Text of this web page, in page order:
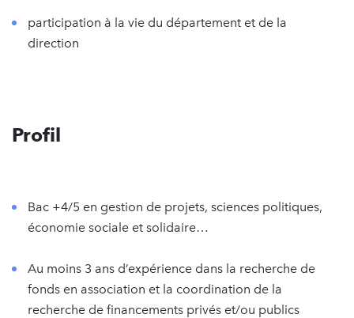
participation à la vie du département et de la
direction
Profil
Bac +4/5 en gestion de projets, sciences politiques,
économie sociale et solidaire…
Au moins 3 ans d’expérience dans la recherche de
fonds en association et la coordination de la
recherche de financements privés et/ou publics